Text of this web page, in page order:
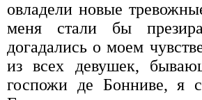
овладели новые
меня стали бы
догадались о моем
из всех девушек,
госпожи де Бонниве, я